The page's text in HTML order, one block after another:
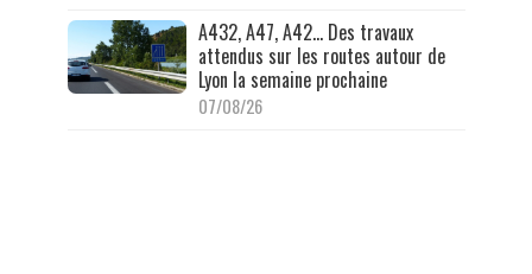
A432, A47, A42… Des travaux
attendus sur les routes autour de
Lyon la semaine prochaine
07/08/26